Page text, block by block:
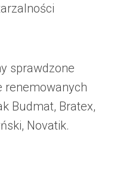
sprawdzone
renemowanych
Budmat, Bratex,
Novatik.